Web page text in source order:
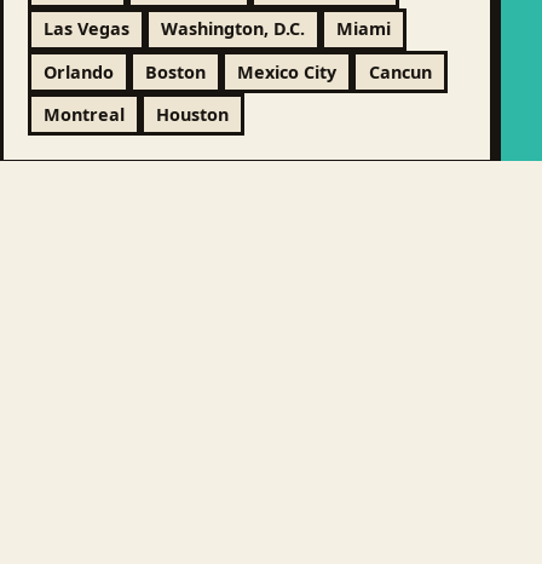
Las Vegas
Washington, D.C.
Miami
Orlando
Boston Mexico City
Cancun
Montreal
Houston